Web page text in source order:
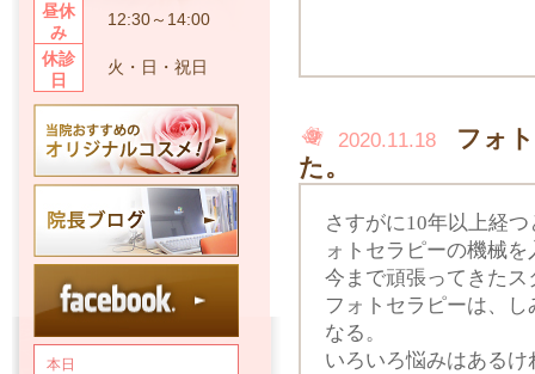
昼休
み
12:30～14:00
休診
日
火・日・祝日
本日
2020.11.18
フォ
た。
さすがに10年以上経
ォトセラピーの機械
今まで頑張ってきた
フォトセラピーは、
なる。
いろいろ悩みはある